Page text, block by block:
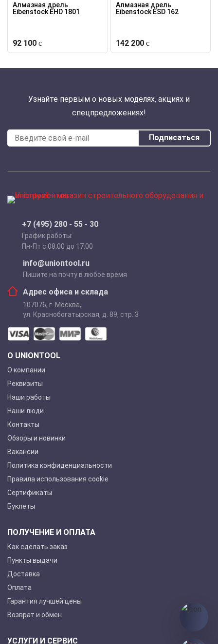
Алмазная дрель
Eibenstock EHD 1801
92 100
Алмазная дрель
Eibenstock ESD 162
142 200
Узнайте первым о новых моделях, акциях и
спецпредложениях!
Подписаться
+7 (495) 280 - 55 - 30
График работы:
Пн-Пт с 08:00 до 17:00
info@uniontool.ru
Пишите на почту в любое время
Адрес офиса и склада
107076, г. Москва,
ул. Краснобогатырская, д. 89, стр. 3
О UNIONTOOL
О компании
Реквизиты
Наши работы
Наши люди
Контакты
Обзоры и новинки
Вакансии
Политика конфиденциальности
Правила использования cookie
Сертификаты
Буклеты
ПОЛУЧЕНИЕ И ОПЛАТА
Как сделать заказ
Пункты выдачи
Доставка
Оплата
Гарантия лучшей цены
Возврат и обмен
УСЛУГИ И СЕРВИС